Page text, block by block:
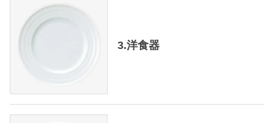
3.洋食器